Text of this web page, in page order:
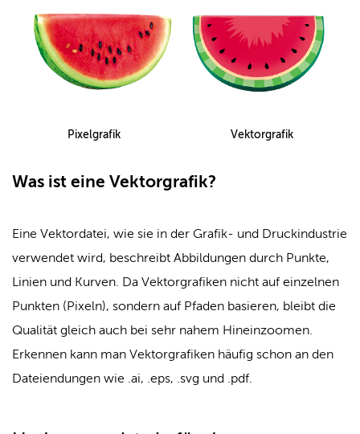
Pixelgrafik Vektorgrafik
Was ist eine Vektorgrafik?
Eine Vektordatei, wie sie in der Grafik- und Druckindustrie
verwendet wird, beschreibt Abbildungen durch Punkte,
Linien und Kurven. Da Vektorgrafiken nicht auf einzelnen
Punkten (Pixeln), sondern auf Pfaden basieren, bleibt die
Qualität gleich auch bei sehr nahem Hineinzoomen.
Erkennen kann man Vektorgrafiken häufig schon an den
Dateiendungen wie .ai, .eps, .svg und .pdf.